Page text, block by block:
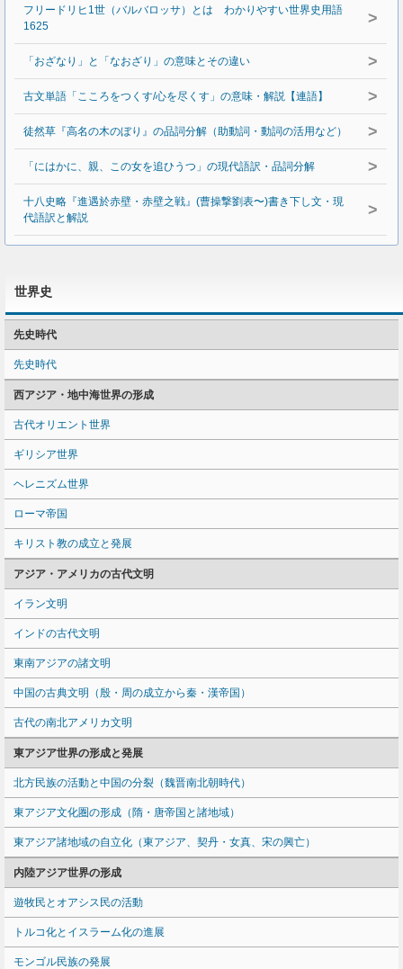
フリードリヒ1世（バルバロッサ）とは わかりやすい世界史用語
1625
>
「おざなり」と「なおざり」の意味とその違い >
古文単語「こころをつくす/心を尽くす」の意味・解説【連語】 >
徒然草『高名の木のぼり』の品詞分解（助動詞・動詞の活用など） >
「にはかに、親、この女を追ひうつ」の現代語訳・品詞分解 >
十八史略『進遇於赤壁・赤壁之戦』(曹操撃劉表〜)書き下し文・現
代語訳と解説
>
世界史
先史時代
先史時代
西アジア・地中海世界の形成
古代オリエント世界
ギリシア世界
ヘレニズム世界
ローマ帝国
キリスト教の成立と発展
アジア・アメリカの古代文明
イラン文明
インドの古代文明
東南アジアの諸文明
中国の古典文明（殷・周の成立から秦・漢帝国）
古代の南北アメリカ文明
東アジア世界の形成と発展
北方民族の活動と中国の分裂（魏晋南北朝時代）
東アジア文化圏の形成（隋・唐帝国と諸地域）
東アジア諸地域の自立化（東アジア、契丹・女真、宋の興亡）
内陸アジア世界の形成
遊牧民とオアシス民の活動
トルコ化とイスラーム化の進展
モンゴル民族の発展